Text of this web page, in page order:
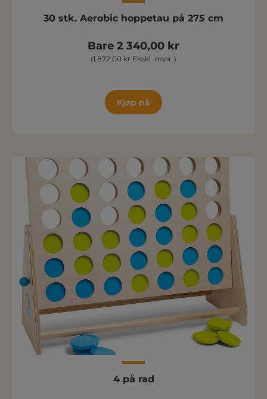
30 stk. Aerobic hoppetau på 275 cm
Bare 2 340,00 kr
(1 872,00 kr Ekskl. mva. )
Kjøp nå
4 på rad